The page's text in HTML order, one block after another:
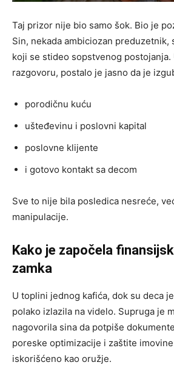
Taj prizor nije bio samo šok. Bio je
Sin, nekada ambiciozan preduzetnik,
koji se stideo sopstvenog postojanja.
razgovoru, postalo je jasno da je
porodičnu kuću
ušteđevinu i poslovni kapital
poslovne klijente
i gotovo kontakt sa decom
Sve to nije bila posledica nesreće,
manipulacije.
Kako je započela
zamka
U toplini jednog kafića, dok su deca
polako izlazila na videlo. Supruga je
nagovorila sina da potpiše
poreske optimizacije i zaštite
iskorišćeno kao oružje.